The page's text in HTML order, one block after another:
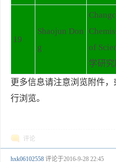
19
Shaojun Don
g
of
学研究
更多信息请注意浏览附件
行浏览。
评论
hxk06102558 评论于2016-9-28 22:45